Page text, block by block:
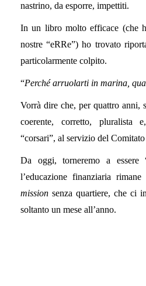
nastrino, da esporre, impettiti.
In un libro molto efficace (che
nostre “eRRe”) ho trovato
particolarmente colpito.
“Perché arruolarti in marina,
Vorrà dire che, per quattro anni,
coerente, corretto, pluralista
“corsari”, al servizio del
Da oggi, torneremo a essere
l’educazione finanziaria
mission senza quartiere, che ci
soltanto un mese all’anno.